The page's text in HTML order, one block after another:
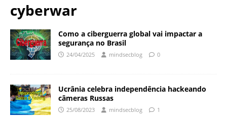
cyberwar
Como a ciberguerra global vai impactar a
segurança no Brasil
24/04/2025 mindsecblog 0
Ucrânia celebra independência hackeando
câmeras Russas
25/08/2023 mindsecblog 1